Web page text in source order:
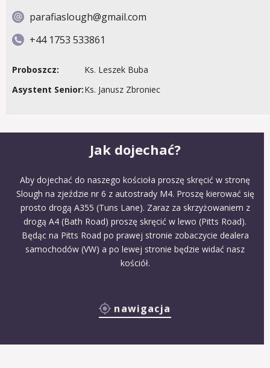
parafiaslough@gmail.com
+44 1753 533861
Proboszcz:
Ks. Leszek Buba
Asystent Senior:Ks. Janusz Zbroniec
Jak dojechać?
Aby dojechać do naszego kościoła proszę skręcić w stronę
Slough na zjeździe nr 6 z autostrady M4. Proszę kierować się
prosto drogą A355 (Tuns Lane). Zaraz za skrzyżowaniem z
drogą A4 (Bath Road) proszę skręcić w lewo (Pitts Road).
Będąc na Pitts Road po prawej stronie zobaczycie dealera
samochodów (VW) a po lewej stronie będzie widać nasz
kościół.
nawigacja